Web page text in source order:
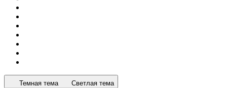
Темная тема Светлая тема